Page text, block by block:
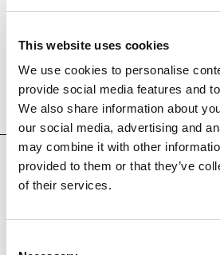
This website uses cookies
We use cookies to personalise
provide social media features and
We also share information about
our social media, advertising and
may combine it with other
provided to them or that they’ve
of their services.
ALTRES OBRES